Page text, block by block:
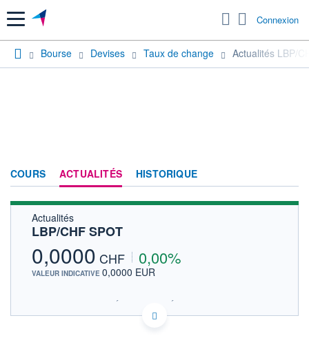
Menu Connexion
Bourse Devises Taux de change Actualités LBP/
COURS ACTUALITÉS HISTORIQUE
Actualités
LBP/CHF SPOT
0,0000 CHF 0,00%
VALEUR INDICATIVE 0,0000 EUR
SIX - FOREX 2 DONNÉES TEMPS RÉEL
Politique d'exécution